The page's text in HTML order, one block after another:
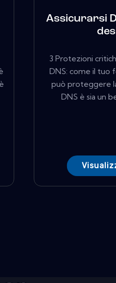
Assicurarsi
3 Protezioni
DNS: come il tuo
può proteggere
DNS è sia un